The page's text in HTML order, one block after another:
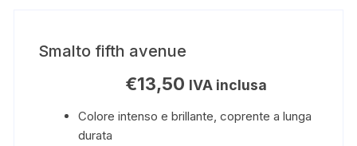
Smalto fifth avenue
€13,50 IVA inclusa
Colore intenso e brillante, coprente a lunga
durata